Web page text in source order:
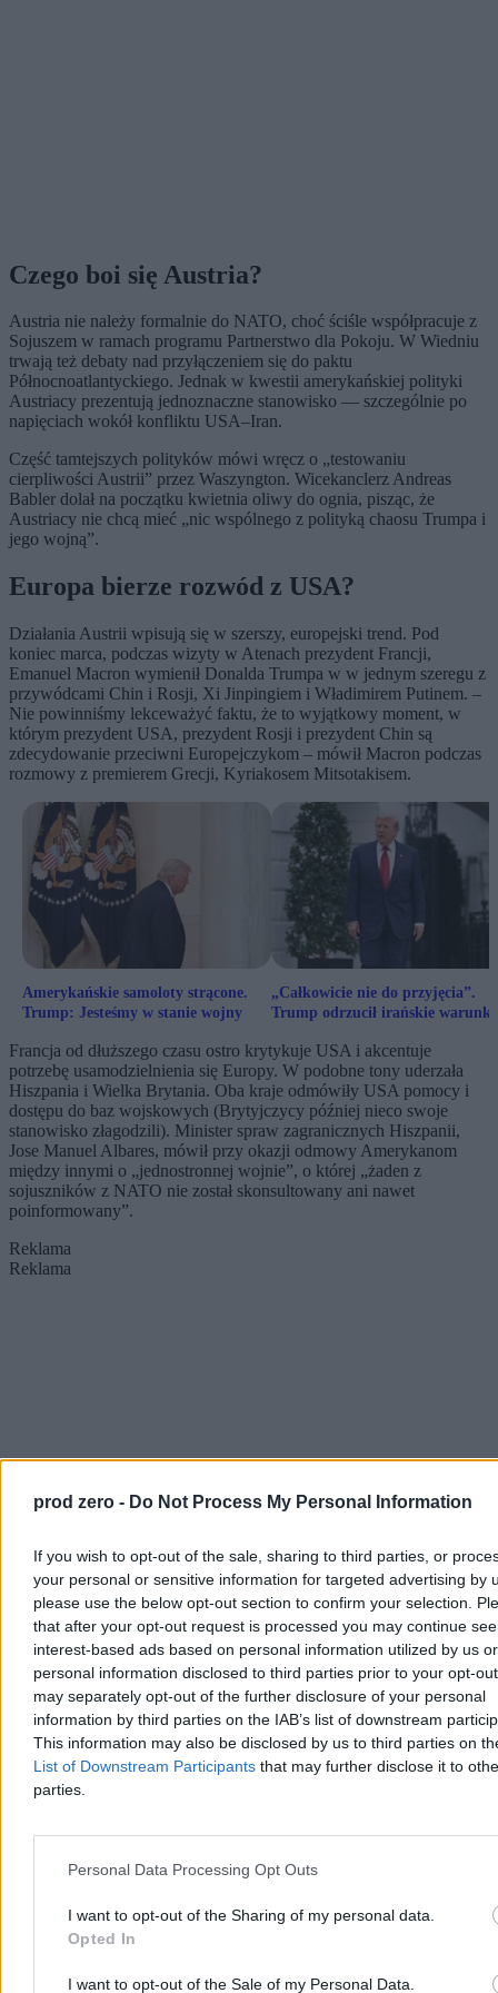
prod zero - Do Not Process My Personal Information
If you wish to opt-out of the sale, sharing to third parties, or
your personal or sensitive information for targeted advertising by
please use the below opt-out section to confirm your selection.
that after your opt-out request is processed you may continue
interest-based ads based on personal information utilized by us or
personal information disclosed to third parties prior to your opt-
may separately opt-out of the further disclosure of your personal
information by third parties on the IAB’s list of downstream
This information may also be disclosed by us to third parties on
List of Downstream Participants that may further disclose it to
parties.
Personal Data Processing Opt Outs
I want to opt-out of the Sharing of my personal data.
Opted In
I want to opt-out of the Sale of my Personal Data.
Czego boi się Austria?
Austria nie należy formalnie do NATO, choć ściśle współpracuje z
Sojuszem w ramach programu Partnerstwo dla Pokoju. W Wiedniu
trwają też debaty nad przyłączeniem się do paktu
Północnoatlantyckiego. Jednak w kwestii amerykańskiej polityki
Austriacy prezentują jednoznaczne stanowisko — szczególnie po
napięciach wokół konfliktu USA–Iran.
Część tamtejszych polityków mówi wręcz o „testowaniu
cierpliwości Austrii” przez Waszyngton. Wicekanclerz Andreas
Babler dolał na początku kwietnia oliwy do ognia, pisząc, że
Austriacy nie chcą mieć „nic wspólnego z polityką chaosu Trumpa i
jego wojną”.
Europa bierze rozwód z USA?
Działania Austrii wpisują się w szerszy, europejski trend. Pod
koniec marca, podczas wizyty w Atenach prezydent Francji,
Emanuel Macron wymienił Donalda Trumpa w w jednym szeregu z
przywódcami Chin i Rosji, Xi Jinpingiem i Władimirem Putinem. –
Nie powinniśmy lekceważyć faktu, że to wyjątkowy moment, w
którym prezydent USA, prezydent Rosji i prezydent Chin są
zdecydowanie przeciwni Europejczykom – mówił Macron podczas
rozmowy z premierem Grecji, Kyriakosem Mitsotakisem.
Amerykańskie samoloty strącone.
Trump: Jesteśmy w stanie wojny
„Całkowicie nie do przyjęcia”.
Trump odrzucił irańskie warunki
Francja od dłuższego czasu ostro krytykuje USA i akcentuje
potrzebę usamodzielnienia się Europy. W podobne tony uderzała
Hiszpania i Wielka Brytania. Oba kraje odmówiły USA pomocy i
dostępu do baz wojskowych (Brytyjczycy później nieco swoje
stanowisko złagodzili). Minister spraw zagranicznych Hiszpanii,
Jose Manuel Albares, mówił przy okazji odmowy Amerykanom
między innymi o „jednostronnej wojnie”, o której „żaden z
sojuszników z NATO nie został skonsultowany ani nawet
poinformowany”.
Reklama
Reklama